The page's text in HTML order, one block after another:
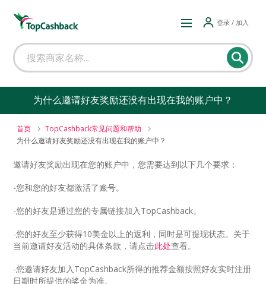
登录 / 加入
为什么邀请好友奖励还没有出现在我的账户中？
首页
TopCashback常见问题和帮助
为什么邀请好友奖励还没有出现在我的账户中？
邀请好友奖励出现在您的账户中，您需要达到以下几个要求：
-您和您的好友都激活了账号。
-您的好友是通过您的专属链接加入TopCashback。
-您的好友至少获得10美金以上的返利，同时是可提现状态。关于
当前邀请好友活动的具体条款，请点击此处查看。
-您邀请好友加入TopCashback所得的推荐金额按照好友实时注册
日期时所提供的奖金为准。